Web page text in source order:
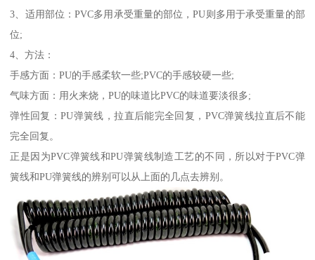
3、适用部位：PVC多用承受重量的部位，PU则多用于承受重量的部
位;
4、方法：
手感方面：PU的手感柔软一些;PVC的手感较硬一些;
气味方面：用火来烧，PU的味道比PVC的味道要淡很多;
弹性回复：PU弹簧线，拉直后能完全回复，PVC弹簧线拉直后不能
完全回复。
正是因为PVC弹簧线和PU弹簧线制造工艺的不同，所以对于PVC弹
簧线和PU弹簧线的辨别可以从上面的几点去辨别。